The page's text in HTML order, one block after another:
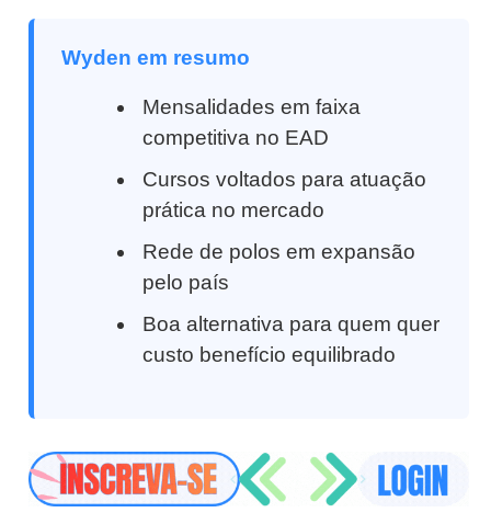
Wyden em resumo
Mensalidades em faixa
competitiva no EAD
Cursos voltados para atuação
prática no mercado
Rede de polos em expansão
pelo país
Boa alternativa para quem quer
custo benefício equilibrado